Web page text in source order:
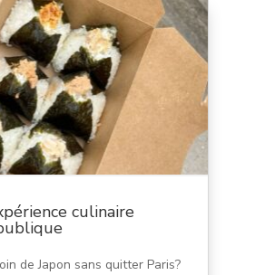
culinaire
de Japon sans quitter Paris?